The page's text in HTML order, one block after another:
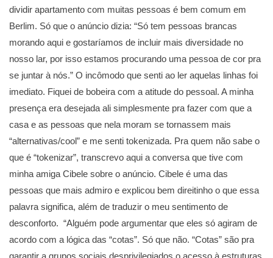
dividir apartamento com muitas pessoas é bem comum em
Berlim. Só que o anúncio dizia: “Só tem pessoas brancas
morando aqui e gostaríamos de incluir mais diversidade no
nosso lar, por isso estamos procurando uma pessoa de cor pra
se juntar à nós.” O incômodo que senti ao ler aquelas linhas foi
imediato. Fiquei de bobeira com a atitude do pessoal. A minha
presença era desejada ali simplesmente pra fazer com que a
casa e as pessoas que nela moram se tornassem mais
“alternativas/cool” e me senti tokenizada. Pra quem não sabe o
que é “tokenizar”, transcrevo aqui a conversa que tive com
minha amiga Cibele sobre o anúncio. Cibele é uma das
pessoas que mais admiro e explicou bem direitinho o que essa
palavra significa, além de traduzir o meu sentimento de
desconforto. “Alguém pode argumentar que eles só agiram de
acordo com a lógica das “cotas”. Só que não. “Cotas” são pra